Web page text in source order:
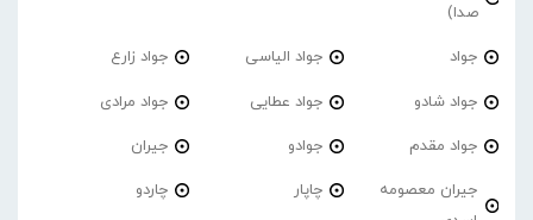
صدا)
جواد جواد الیاسی جواد زارع
جواد شادو جواد عطایی جواد مرادی
جواد مقدم جوادو جیران
جیران معصومه
چاپار چاردو